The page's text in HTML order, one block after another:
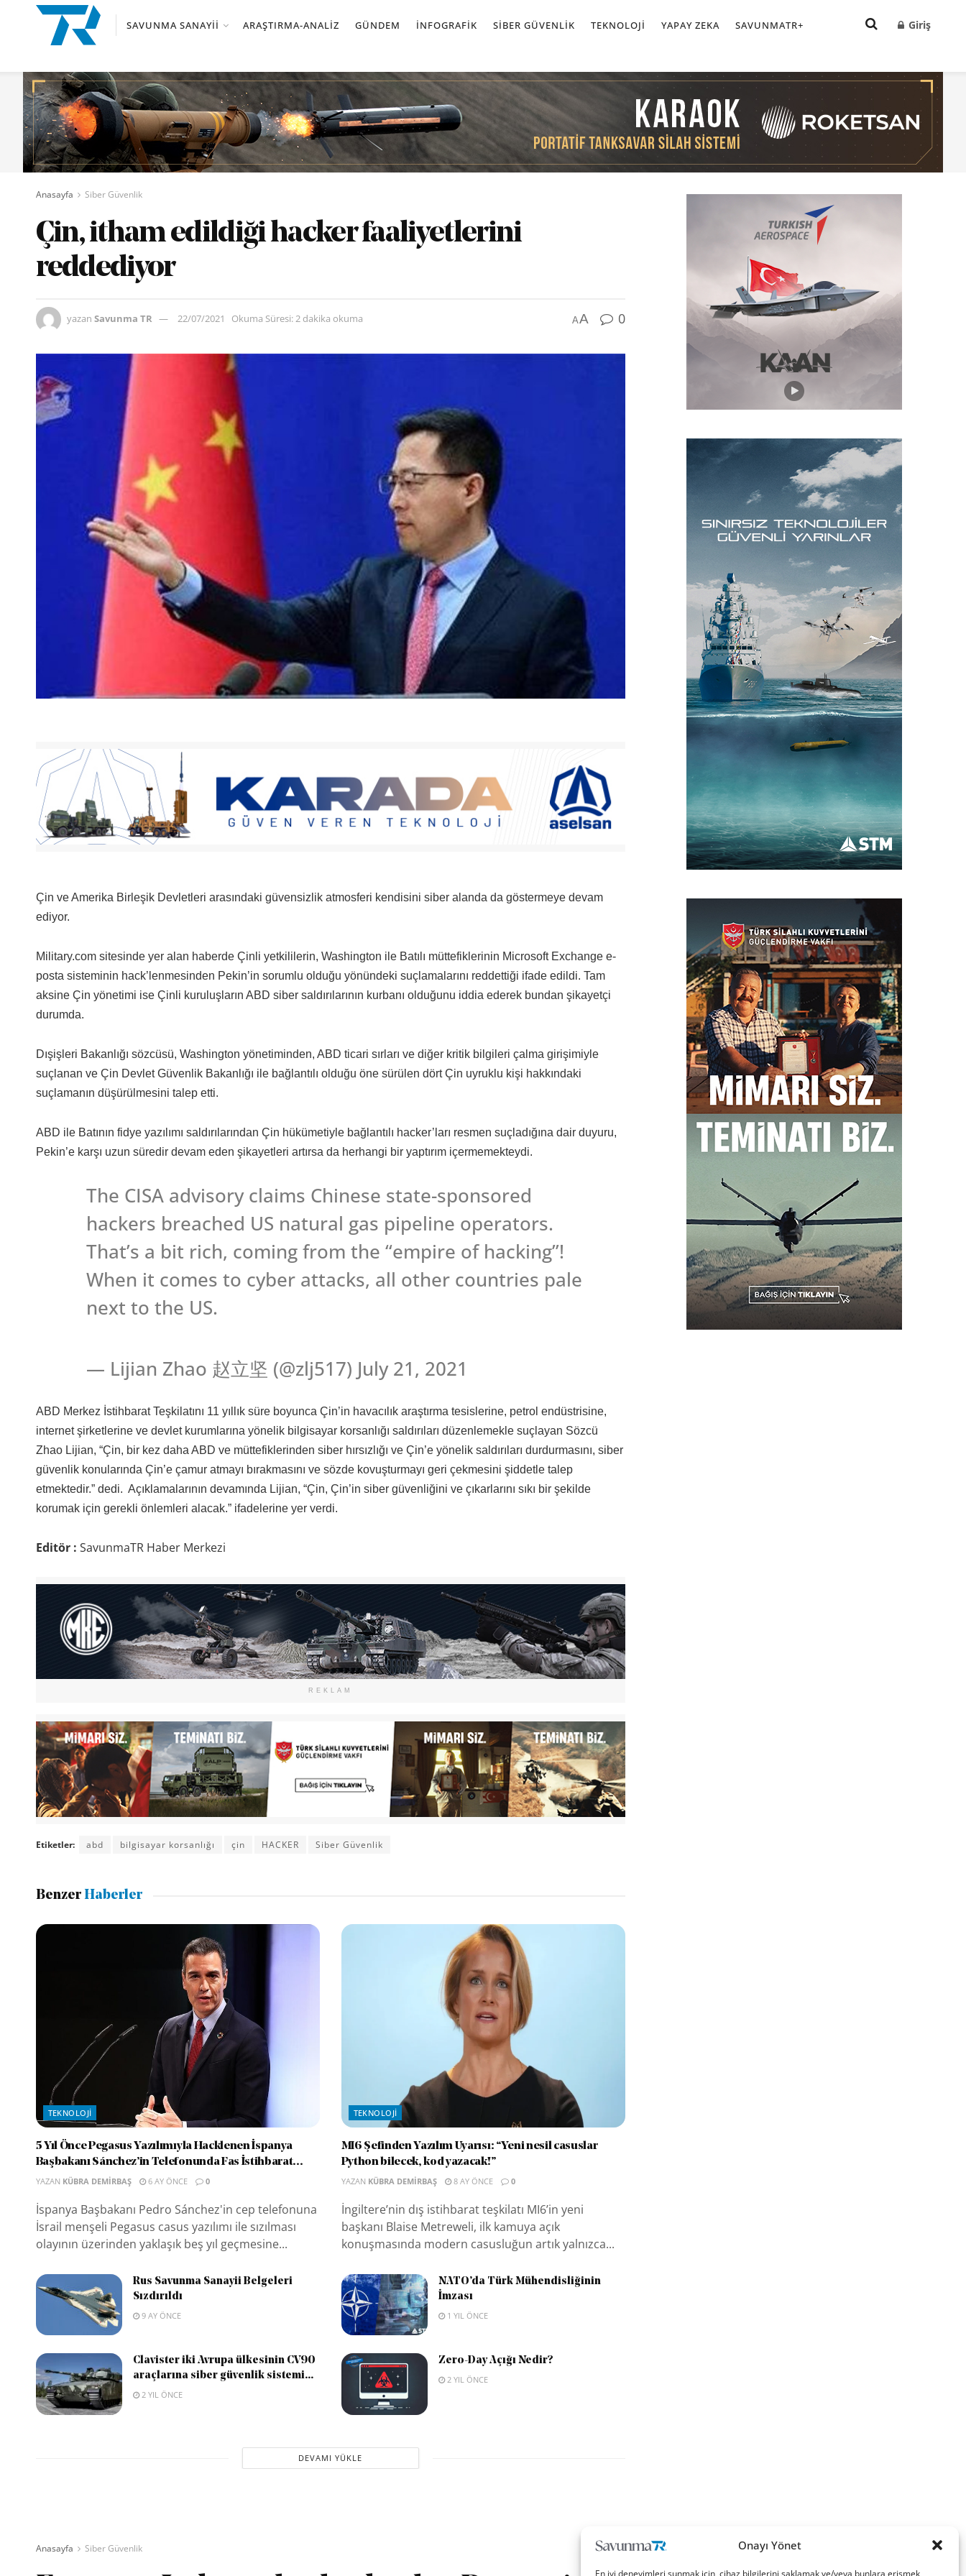
Onayı Yönet
En iyi deneyimleri sunmak için, cihaz bilgilerini saklamak ve/veya bunlara erişmek
SAVUNMA SANAYII ARAŞTIRMA-ANALIZ GÜNDEM İNFOGRAFIK SIBER GÜVENLIK TEKNOLOJI YAPAY ZEKA SAVUNMATR+ Giriş
Anasayfa Siber Güvenlik
Çin, itham edildiği hacker faaliyetlerini
reddediyor
yazan Savunma TR 22/07/2021 Okuma Süresi: 2 dakika okuma AA 0
Çin ve Amerika Birleşik Devletleri arasındaki güvensizlik atmosferi kendisini siber alanda da göstermeye devam
ediyor.
Military.com sitesinde yer alan haberde Çinli yetkililerin, Washington ile Batılı müttefiklerinin Microsoft Exchange e-
posta sisteminin hack’lenmesinden Pekin’in sorumlu olduğu yönündeki suçlamalarını reddettiği ifade edildi. Tam
aksine Çin yönetimi ise Çinli kuruluşların ABD siber saldırılarının kurbanı olduğunu iddia ederek bundan şikayetçi
durumda.
Dışişleri Bakanlığı sözcüsü, Washington yönetiminden, ABD ticari sırları ve diğer kritik bilgileri çalma girişimiyle
suçlanan ve Çin Devlet Güvenlik Bakanlığı ile bağlantılı olduğu öne sürülen dört Çin uyruklu kişi hakkındaki
suçlamanın düşürülmesini talep etti.
ABD ile Batının fidye yazılımı saldırılarından Çin hükümetiyle bağlantılı hacker’ları resmen suçladığına dair duyuru,
Pekin’e karşı uzun süredir devam eden şikayetleri artırsa da herhangi bir yaptırım içermemekteydi.
The CISA advisory claims Chinese state-sponsored
hackers breached US natural gas pipeline operators.
That’s a bit rich, coming from the “empire of hacking”!
When it comes to cyber attacks, all other countries pale
next to the US.
— Lijian Zhao 赵立坚 (@zlj517) July 21, 2021
ABD Merkez İstihbarat Teşkilatını 11 yıllık süre boyunca Çin’in havacılık araştırma tesislerine, petrol endüstrisine,
internet şirketlerine ve devlet kurumlarına yönelik bilgisayar korsanlığı saldırıları düzenlemekle suçlayan Sözcü
Zhao Lijian, “Çin, bir kez daha ABD ve müttefiklerinden siber hırsızlığı ve Çin’e yönelik saldırıları durdurmasını, siber
güvenlik konularında Çin’e çamur atmayı bırakmasını ve sözde kovuşturmayı geri çekmesini şiddetle talep
etmektedir.” dedi. Açıklamalarının devamında Lijian, “Çin, Çin’in siber güvenliğini ve çıkarlarını sıkı bir şekilde
korumak için gerekli önlemleri alacak.” ifadelerine yer verdi.
Editör : SavunmaTR Haber Merkezi
REKLAM
Etiketler: abd bilgisayar korsanlığı çin HACKER Siber Güvenlik
BenzerHaberler
TEKNOLOJI
5 Yıl Önce Pegasus Yazılımıyla Hacklenen İspanya
Başbakanı Sánchez’in Telefonunda Fas İstihbarat...
YAZAN KÜBRA DEMIRBAŞ 6 AY ÖNCE 0
İspanya Başbakanı Pedro Sánchez'in cep telefonuna
İsrail menşeli Pegasus casus yazılımı ile sızılması
olayının üzerinden yaklaşık beş yıl geçmesine...
TEKNOLOJI
MI6 Şefinden Yazılım Uyarısı: “Yeni nesil casuslar
Python bilecek, kod yazacak!”
YAZAN KÜBRA DEMIRBAŞ 8 AY ÖNCE 0
İngiltere’nin dış istihbarat teşkilatı MI6’in yeni
başkanı Blaise Metreweli, ilk kamuya açık
konuşmasında modern casusluğun artık yalnızca...
Rus Savunma Sanayii Belgeleri
Sızdırıldı
9 AY ÖNCE
NATO’da Türk Mühendisliğinin
İmzası
1 YIL ÖNCE
Clavister iki Avrupa ülkesinin CV90
araçlarına siber güvenlik sistemi...
2 YIL ÖNCE
Zero-Day Açığı Nedir?
2 YIL ÖNCE
DEVAMI YÜKLE
Anasayfa Siber Güvenlik